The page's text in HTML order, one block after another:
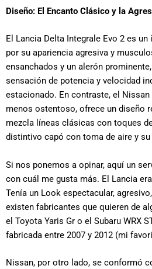
Diseño: El Encanto Clásico y la
El Lancia Delta Integrale Evo 2 es
por su apariencia agresiva y
ensanchados y un alerón
sensación de potencia y velocidad
estacionado. En contraste, el Nissan
menos ostentoso, ofrece un diseño
mezcla líneas clásicas con toques
distintivo capó con toma de aire y
Si nos ponemos a opinar, aquí un
con cuál me gusta más. El Lancia
Tenía un Look espectacular,
existen fabricantes que quieren de
el Toyota Yaris Gr o el Subaru WRX
fabricada entre 2007 y 2012 (mi
Nissan, por otro lado, se conformó